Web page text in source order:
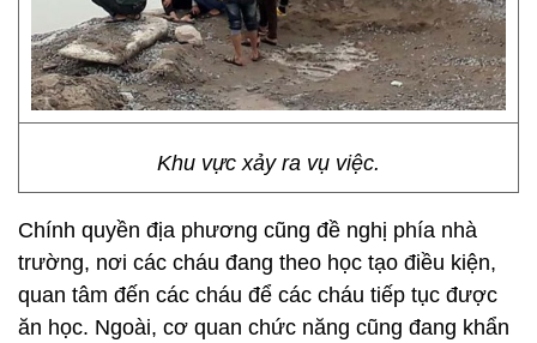
Khu vực xảy ra vụ việc.
Chính quyền địa phương cũng đề nghị phía nhà
trường, nơi các cháu đang theo học tạo điều kiện,
quan tâm đến các cháu để các cháu tiếp tục được
ăn học. Ngoài, cơ quan chức năng cũng đang khẩn